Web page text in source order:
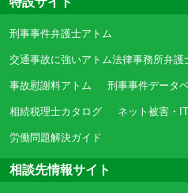
刑事事件弁護士アトム
交通事故に強いアトム法律事務所弁護
事故慰謝料アトム 刑事事件データ
相続税理士カタログ ネット被害・
労働問題解決ガイド
相談先情報サイト